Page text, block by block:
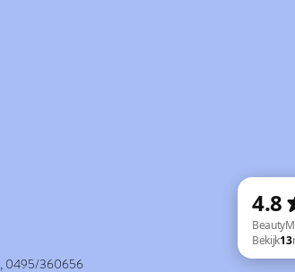
, 0495/360656